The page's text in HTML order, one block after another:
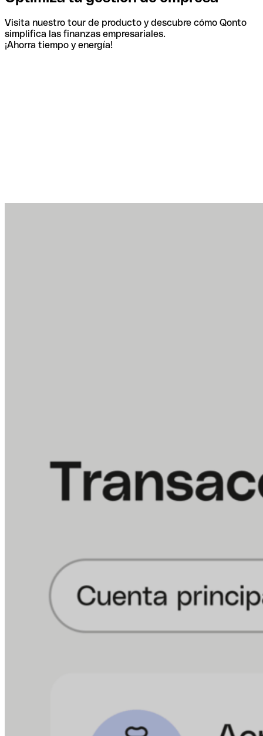
Visita nuestro tour de producto y descubre cómo Qonto
simplifica las finanzas empresariales.
¡Ahorra tiempo y energía!